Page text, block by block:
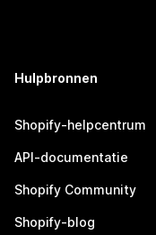
Hulpbronnen
Shopify-helpcentrum
API-documentatie
Shopify Community
Shopify-blog